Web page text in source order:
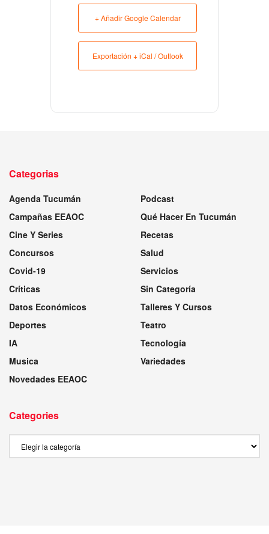
+ Añadir Google Calendar
Exportación + iCal / Outlook
Categorias
Agenda Tucumán
Campañas EEAOC
Cine Y Series
Concursos
Covid-19
Críticas
Datos Económicos
Deportes
IA
Musica
Novedades EEAOC
Podcast
Qué Hacer En Tucumán
Recetas
Salud
Servicios
Sin Categoría
Talleres Y Cursos
Teatro
Tecnología
Variedades
Categories